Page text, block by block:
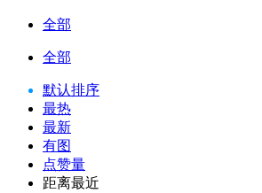
全部
全部
默认排序
最热
最新
有图
点赞量
距离最近